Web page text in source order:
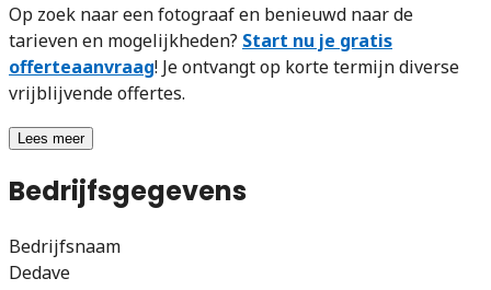
Op zoek naar een fotograaf en benieuwd naar de
tarieven en mogelijkheden? Start nu je gratis
offerteaanvraag! Je ontvangt op korte termijn diverse
vrijblijvende offertes.
Lees meer
Bedrijfsgegevens
Bedrijfsnaam
Dedave